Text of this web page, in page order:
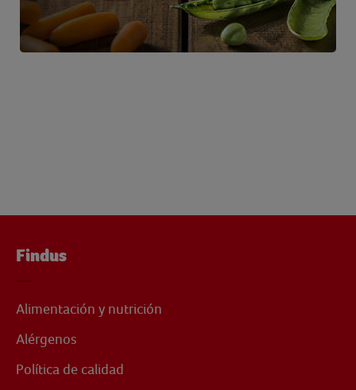
Findus
Alimentación y nutrición
Alérgenos
Política de calidad